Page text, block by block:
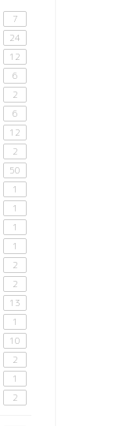
7
24
12
6
2
6
12
2
50
1
1
1
1
2
2
13
1
10
2
1
2